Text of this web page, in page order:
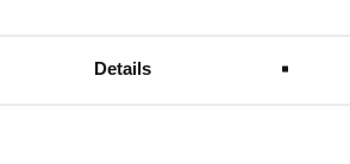
Details
hvis?” katastrofale tanker. Når du